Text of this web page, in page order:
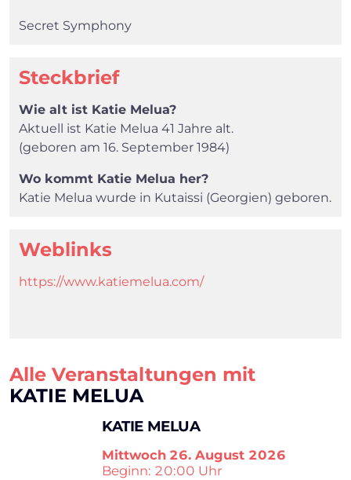
Secret Symphony
Steckbrief
Wie alt ist Katie Melua?
Aktuell ist Katie Melua 41 Jahre alt.
(geboren am 16. September 1984)
Wo kommt Katie Melua her?
Katie Melua wurde in Kutaissi (Georgien) geboren.
Weblinks
https://www.katiemelua.com/
Alle Veranstaltungen mit
KATIE MELUA
KATIE MELUA
Mittwoch 26. August 2026
Beginn: 20:00 Uhr